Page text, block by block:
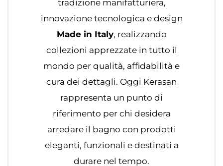
tradizione manifatturiera,
innovazione tecnologica e design
Made in Italy, realizzando
collezioni apprezzate in tutto il
mondo per qualità, affidabilità e
cura dei dettagli. Oggi Kerasan
rappresenta un punto di
riferimento per chi desidera
arredare il bagno con prodotti
eleganti, funzionali e destinati a
durare nel tempo.